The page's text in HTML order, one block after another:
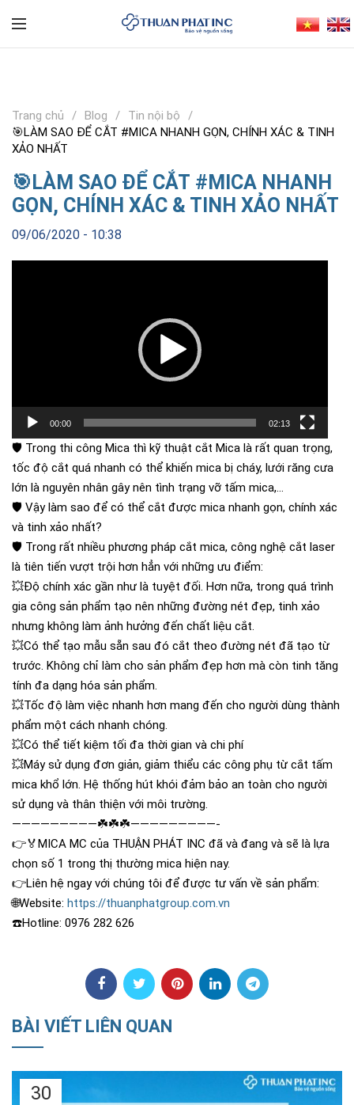
Trang chủ Blog
Tin nội bộ
🎯LÀM SAO ĐỂ CẮT #MICA NHANH GỌN, CHÍNH XÁC & TINH
XẢO NHẤT
🎯LÀM SAO ĐỂ CẮT #MICA NHANH
GỌN, CHÍNH XÁC & TINH XẢO NHẤT
09/06/2020 - 10:38
00:00 02:13
🛡 Trong thi công Mica thì kỹ thuật cắt Mica là rất quan trọng,
tốc độ cắt quá nhanh có thể khiến mica bị cháy, lưới răng cưa
lớn là nguyên nhân gây nên tình trạng vỡ tấm mica,…
🛡 Vậy làm sao để có thể cắt được mica nhanh gọn, chính xác
và tinh xảo nhất?
🛡 Trong rất nhiều phương pháp cắt mica, công nghệ cắt laser
là tiên tiến vượt trội hơn hẳn với những ưu điểm:
💥Độ chính xác gần như là tuyệt đối. Hơn nữa, trong quá trình
gia công sản phẩm tạo nên những đường nét đẹp, tinh xảo
nhưng không làm ảnh hưởng đến chất liệu cắt.
💥Có thể tạo mẫu sẵn sau đó cắt theo đường nét đã tạo từ
trước. Không chỉ làm cho sản phẩm đẹp hơn mà còn tinh tăng
tính đa dạng hóa sản phẩm.
💥Tốc độ làm việc nhanh hơn mang đến cho người dùng thành
phẩm một cách nhanh chóng.
💥Có thể tiết kiệm tối đa thời gian và chi phí
💥Máy sử dụng đơn giản, giảm thiểu các công phụ từ cắt tấm
mica khổ lớn. Hệ thống hút khói đảm bảo an toàn cho người
sử dụng và thân thiện với môi trường.
—————————☘️☘️☘️—————————-
👉🏅MICA MC của THUẬN PHÁT INC đã và đang và sẽ là lựa
chọn số 1 trong thị thường mica hiện nay.
👉Liên hệ ngay với chúng tôi để được tư vấn về sản phẩm:
🌐Website: https://thuanphatgroup.com.vn
☎️Hotline: 0976 282 626
BÀI VIẾT LIÊN QUAN
30